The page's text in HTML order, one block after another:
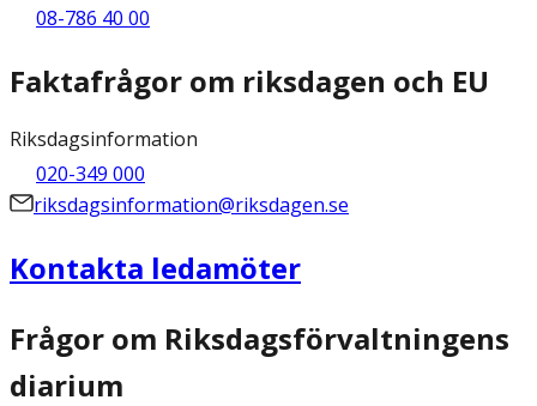
08-786 40 00
Faktafrågor om riksdagen och EU
Riksdagsinformation
020-349 000
riksdagsinformation@riksdagen.se
Kontakta ledamöter
Frågor om Riksdagsförvaltningens
diarium